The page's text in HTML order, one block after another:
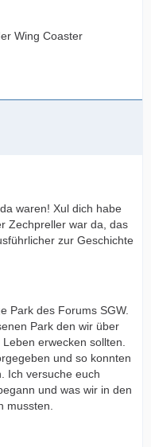
Wing Coaster
waren! Xul dich habe
Zechpreller war da, das
zur Geschichte
Park des Forums SGW.
Park den wir über
erwecken sollten.
und so konnten
Ich versuche euch
und was wir in den
mussten.